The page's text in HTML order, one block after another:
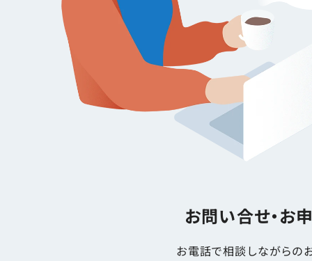
お問い合せ・お
お電話で相談しながらの